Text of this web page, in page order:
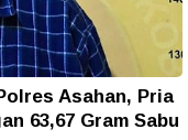
Asahan, Pria
63,67 Gram Sabu